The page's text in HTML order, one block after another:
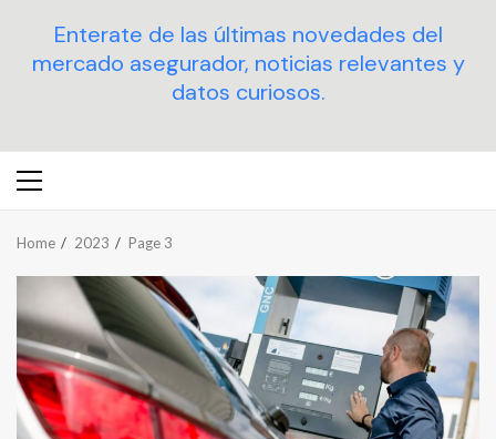
Enterate de las últimas novedades del
mercado asegurador, noticias relevantes y
datos curiosos.
Primary
Home 2023 Page 3